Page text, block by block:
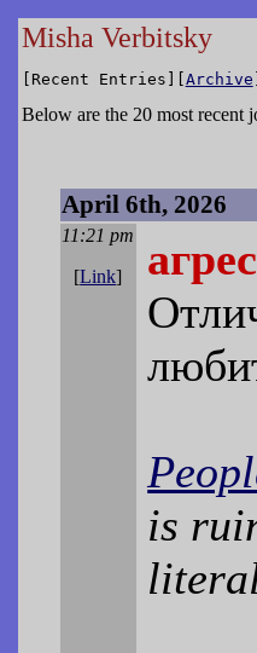
Misha Verbitsky
[Recent Entries][Archive
Below are the 20 most recent
April 6th, 2026
11:21 pm
[Link]
is